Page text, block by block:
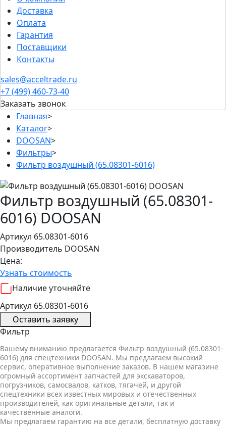
Доставка
Оплата
Гарантия
Поставщики
Контакты
sales@acceltrade.ru
+7 (499) 460-73-40
Заказать звонок
Главная>
Каталог>
DOOSAN>
Фильтры>
Фильтр воздушный (65.08301-6016)
Фильтр воздушный (65.08301-
6016) DOOSAN
Артикул 65.08301-6016
Производитель DOOSAN
Цена:
Узнать стоимость
Наличие уточняйте
Артикул 65.08301-6016
Оставить заявку
Фильтр
Вашему вниманию предлагается Фильтр воздушный (65.08301-
6016) для спецтехники DOOSAN. Мы предлагаем высокий
сервис, оперативное выполнение заказов. В нашем магазине
огромный ассортимент запчастей для экскаваторов,
погрузчиков, самосвалов, катков, тягачей, и другой
спецтехники всех известных мировых и отечественных
производителей, как оригинальные детали, так и
качественные аналоги.
Мы предлагаем гарантию на все детали, бесплатную доставку